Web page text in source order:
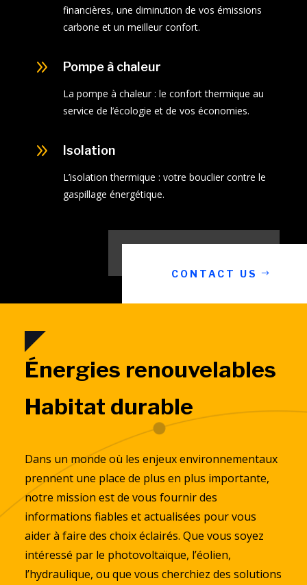
financières, une diminution de vos émissions
carbone et un meilleur confort.
9 Pompe à chaleur
La pompe à chaleur : le confort thermique au
service de l’écologie et de vos économies.
9 Isolation
L’isolation thermique : votre bouclier contre le
gaspillage énergétique.
CONTACT US
Énergies renouvelables
Habitat durable
Dans un monde où les enjeux environnementaux
prennent une place de plus en plus importante,
notre mission est de vous fournir des
informations fiables et actualisées pour vous
aider à faire des choix éclairés. Que vous soyez
intéressé par le photovoltaïque, l’éolien,
l’hydraulique, ou que vous cherchiez des solutions